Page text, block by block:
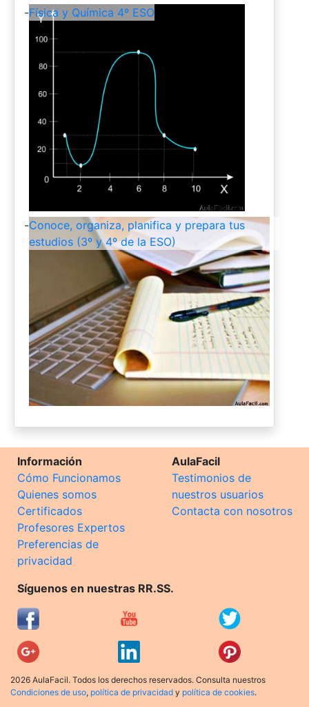
-Física y Química 4º ESO
-Conoce, organiza, planifica y prepara tus
estudios (3º y 4º de la ESO)
Información
Cómo Funcionamos
Quienes somos
Certificados
Profesores Expertos
Preferencias de
privacidad
AulaFacil
Testimonios de
nuestros usuarios
Contacta con nosotros
Síguenos en nuestras RR.SS.
2026 AulaFacil. Todos los derechos reservados. Consulta nuestros
Condiciones de uso, política de privacidad y política de cookies.